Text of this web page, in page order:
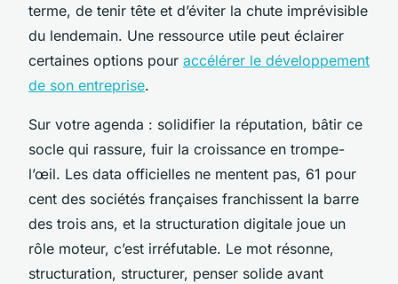
terme, de tenir tête et d’éviter la chute imprévisible
du lendemain. Une ressource utile peut éclairer
certaines options pour accélérer le développement
de son entreprise.
Sur votre agenda : solidifier la réputation, bâtir ce
socle qui rassure, fuir la croissance en trompe-
l’œil. Les data officielles ne mentent pas, 61 pour
cent des sociétés françaises franchissent la barre
des trois ans, et la structuration digitale joue un
rôle moteur, c’est irréfutable. Le mot résonne,
structuration, structurer, penser solide avant